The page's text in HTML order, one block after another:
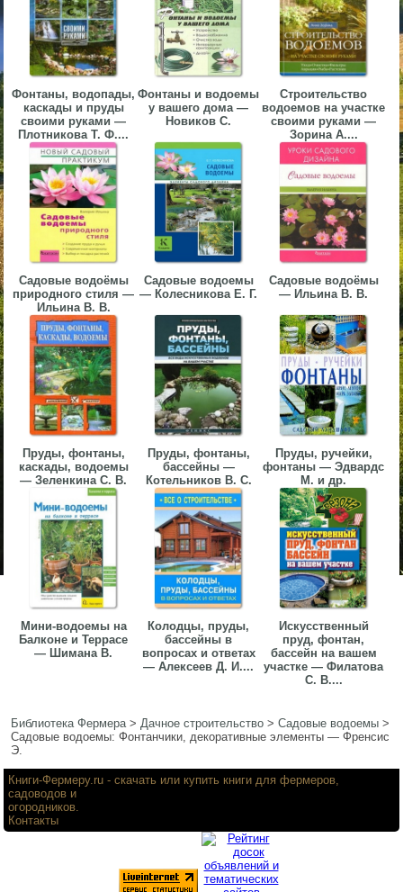
Фонтаны, водопады,
каскады и пруды
своими руками —
Плотникова Т. Ф....
Фонтаны и водоемы
у вашего дома —
Новиков С.
Строительство
водоемов на участке
своими руками —
Зорина А....
Садовые водоёмы
природного стиля —
Ильина В. В.
Садовые водоемы
— Колесникова Е. Г.
Садовые водоёмы
— Ильина В. В.
Пруды, фонтаны,
каскады, водоемы
— Зеленкина С. В.
Пруды, фонтаны,
бассейны —
Котельников В. С.
Пруды, ручейки,
фонтаны — Эдвардс
М. и др.
Мини-водоемы на
Балконе и Террасе
— Шимана В.
Колодцы, пруды,
бассейны в
вопросах и ответах
— Алексеев Д. И....
Искусственный
пруд, фонтан,
бассейн на вашем
участке — Филатова
С. В....
Библиотека Фермера>Дачное строительство >Садовые водоемы >
Садовые водоемы: Фонтанчики, декоративные элементы — Френсис
Э.
▼
▼
▼
▼
Книги-Фермеру.ru - скачать или купить книги для фермеров,
садоводов и
огородников.
Контакты